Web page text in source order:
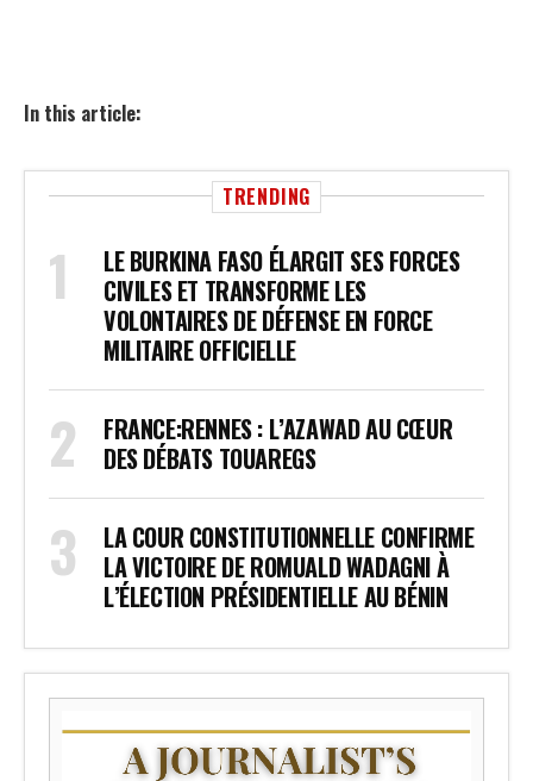
In this article:
TRENDING
LE BURKINA FASO ÉLARGIT SES FORCES
CIVILES ET TRANSFORME LES
VOLONTAIRES DE DÉFENSE EN FORCE
MILITAIRE OFFICIELLE
FRANCE:RENNES : L’AZAWAD AU CŒUR
DES DÉBATS TOUAREGS
LA COUR CONSTITUTIONNELLE CONFIRME
LA VICTOIRE DE ROMUALD WADAGNI À
L’ÉLECTION PRÉSIDENTIELLE AU BÉNIN